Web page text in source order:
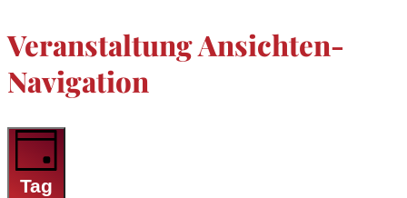
Veranstaltung Ansichten-
Navigation
Tag